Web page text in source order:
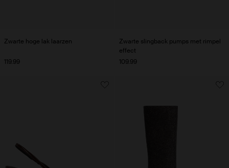
Zwarte hoge lak laarzen
119.99
Zwarte slingback pumps met rimpel
effect
109.99